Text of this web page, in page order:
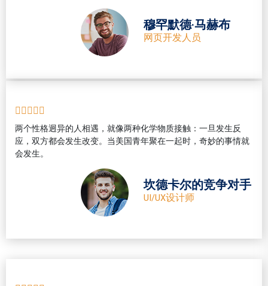
穆罕默德·马赫布
网页开发人员
两个性格迥异的人相遇，就像两种化学物质接触：一旦发生反
应，双方都会发生改变。当美国青年聚在一起时，奇妙的事情就
会发生。
坎德卡尔的竞争对手
UI/UX设计师